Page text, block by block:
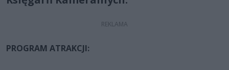
PROGRAM ATRAKCJI: